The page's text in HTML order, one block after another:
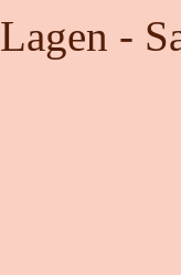
Lagen -